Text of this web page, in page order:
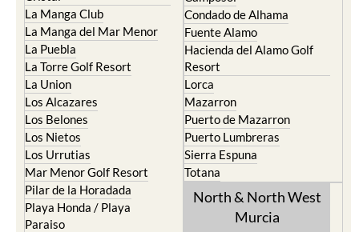
La Manga Club
La Manga del Mar Menor
La Puebla
La Torre Golf Resort
La Union
Los Alcazares
Los Belones
Los Nietos
Los Urrutias
Mar Menor Golf Resort
Pilar de la Horadada
Playa Honda / Playa
Paraiso
Condado de Alhama
Fuente Alamo
Hacienda del Alamo Golf
Resort
Lorca
Mazarron
Puerto de Mazarron
Puerto Lumbreras
Sierra Espuna
Totana
North & North West
Murcia